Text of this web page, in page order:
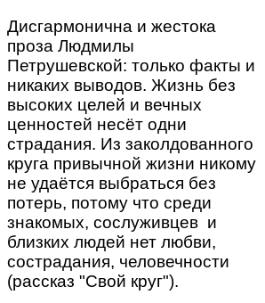
Дисгармонична и жестока
проза Людмилы
Петрушевской: только факты и
никаких выводов. Жизнь без
высоких целей и вечных
ценностей несёт одни
страдания. Из заколдованного
круга привычной жизни никому
не удаётся выбраться без
потерь, потому что среди
знакомых, сослуживцев и
близких людей нет любви,
сострадания, человечности
(рассказ "Свой круг").